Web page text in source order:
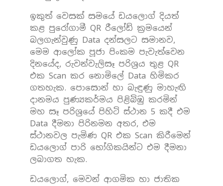
ඉකුත් වෙසක් සමයේ ඩය‌ලොග් දියත්
කළ පුරෝගාමී QR රීලෝඩ් ක්‍රමයෙන්
බලගැන්වුණු Data දන්සලට සමානව,
මෙම ආලෝක පූජා පිංකම පැවැත්වෙන
දිනයේද, රුවන්වැලිසෑ පරිශ්‍රය තුළ QR
එක Scan කර නොමිලේ Data හිමිකර
ගතහැක. පොසොන් හා බැඳුණු මාහැඟි
දානමය පුණ්‍යකර්මය පිළිබිඹු කරමින්
මහ සෑ පරිශ්‍රයේ පිහිටි ස්ථාන 5 කදී එම
Data දීමනා පිරිනමන අතර, එම
ස්ථානවල පැමිණ QR එක Scan කිරීමෙන්
ඩයලොග් පාරි භෝගිකයින්ට එම දීමනා
ලබාගත හැක.
ඩයලොග්, මෙවන් ආගමික හා ජාතික